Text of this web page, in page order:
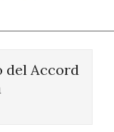
del Accord